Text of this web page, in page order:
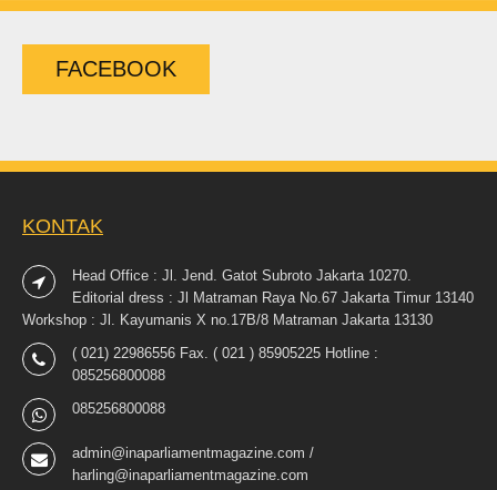
FACEBOOK
KONTAK
Head Office : Jl. Jend. Gatot Subroto Jakarta 10270.
Editorial dress : Jl Matraman Raya No.67 Jakarta Timur 13140
Workshop : Jl. Kayumanis X no.17B/8 Matraman Jakarta 13130
( 021) 22986556 Fax. ( 021 ) 85905225 Hotline :
085256800088
085256800088
admin@inaparliamentmagazine.com /
harling@inaparliamentmagazine.com